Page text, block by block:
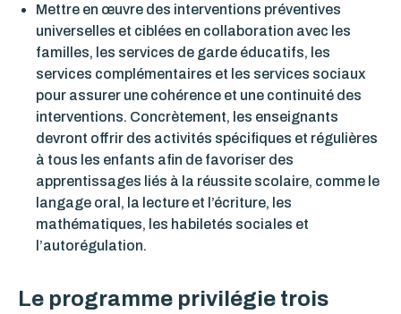
Mettre en œuvre des interventions préventives
universelles et ciblées en collaboration avec les
familles, les services de garde éducatifs, les
services complémentaires et les services sociaux
pour assurer une cohérence et une continuité des
interventions. Concrètement, les enseignants
devront offrir des activités spécifiques et régulières
à tous les enfants afin de favoriser des
apprentissages liés à la réussite scolaire, comme le
langage oral, la lecture et l’écriture, les
mathématiques, les habiletés sociales et
l’autorégulation.
Le programme privilégie trois